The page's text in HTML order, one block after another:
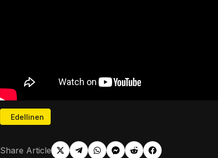
Edellinen artikkeli: Vanhan testamentin ällistyttävä profetia.
Edellinen
Share Article